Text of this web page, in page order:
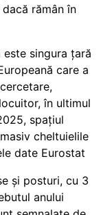
rămân în
este singura țară
care a
în ultimul
spațiul
cheltuielile
date Eurostat
și posturi, cu 3
anului